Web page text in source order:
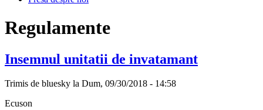
Regulamente
Insemnul unitatii de invatamant
Trimis de bluesky la Dum, 09/30/2018 - 14:58
Ecuson